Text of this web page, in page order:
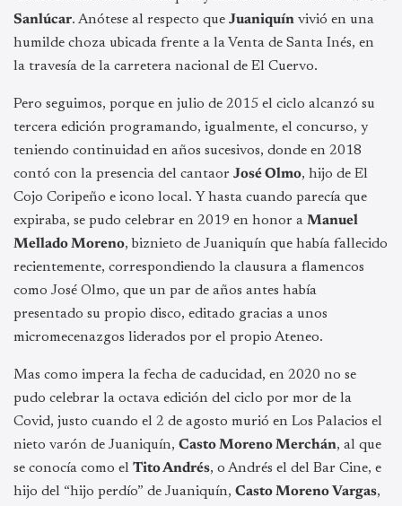
Sanlúcar. Anótese al respecto que Juaniquín vivió en una
humilde choza ubicada frente a la Venta de Santa Inés, en
la travesía de la carretera nacional de El Cuervo.
Pero seguimos, porque en julio de 2015 el ciclo alcanzó su
tercera edición programando, igualmente, el concurso, y
teniendo continuidad en años sucesivos, donde en 2018
contó con la presencia del cantaor José Olmo, hijo de El
Cojo Coripeño e icono local. Y hasta cuando parecía que
expiraba, se pudo celebrar en 2019 en honor a Manuel
Mellado Moreno, biznieto de Juaniquín que había fallecido
recientemente, correspondiendo la clausura a flamencos
como José Olmo, que un par de años antes había
presentado su propio disco, editado gracias a unos
micromecenazgos liderados por el propio Ateneo.
Mas como impera la fecha de caducidad, en 2020 no se
pudo celebrar la octava edición del ciclo por mor de la
Covid, justo cuando el 2 de agosto murió en Los Palacios el
nieto varón de Juaniquín, Casto Moreno Merchán, al que
se conocía como el Tito Andrés, o Andrés el del Bar Cine, e
hijo del “hijo perdío” de Juaniquín, Casto Moreno Vargas,